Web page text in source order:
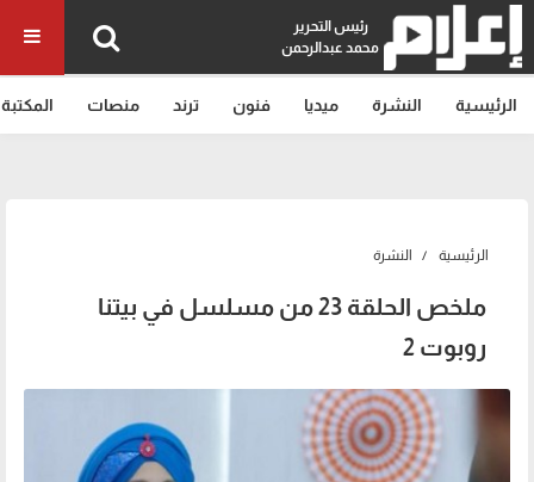
رئيس التحرير
محمد عبدالرحمن
الرئيسية النشرة ميديا فنون ترند منصات المكتبة
الرئيسية النشرة
ملخص الحلقة 23 من مسلسل في بيتنا
روبوت 2